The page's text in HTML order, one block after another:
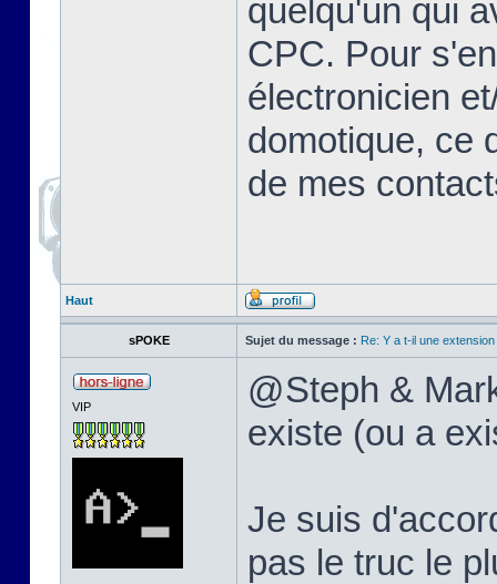
quelqu'un qui
CPC. Pour
électronicien
domotique, ce
de mes
Haut
sPOKE Sujet du message : Re: Y a t-il une
VIP
@Steph &
existe (ou a
Je suis
pas le truc le